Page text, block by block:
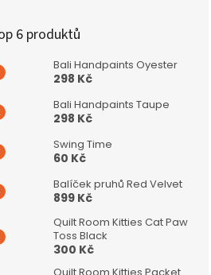
6 produktů
Bali Handpaints Oyester
298 Kč
Bali Handpaints Taupe
298 Kč
Swing Time
60 Kč
Balíček pruhů Red Velvet
899 Kč
Quilt Room Kitties Cat Paw
Toss Black
300 Kč